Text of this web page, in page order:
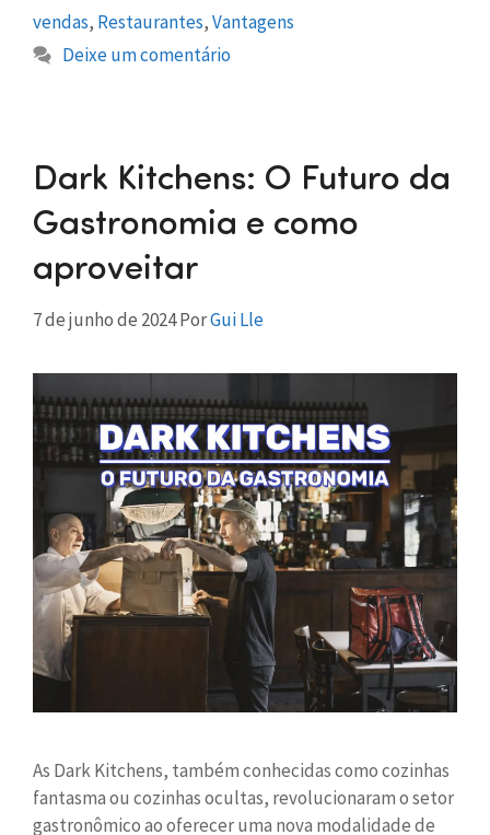
vendas, Restaurantes,Vantagens
Deixe um comentário
Dark Kitchens: O Futuro da
Gastronomia e como
aproveitar
7 de junho de 2024PorGui Lle
As Dark Kitchens, também conhecidas como cozinhas
fantasma ou cozinhas ocultas, revolucionaram o setor
gastronômico ao oferecer uma nova modalidade de